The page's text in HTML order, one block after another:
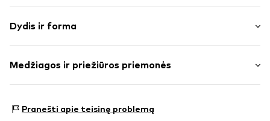
plonas trikotažas
Apskrita kaklo iškirptė
Klostės
To paties tono atspalvių siūlės
Dydis ir forma
Ilgis: Normalaus ilgio
Pritaikomumas: Laisva forma
Dydžių lentelė
Medžiagos ir priežiūros priemonės
Elastanas
Pranešti apie teisinę problemą